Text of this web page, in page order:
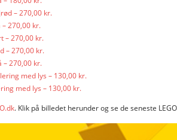
– 270,00 kr.
270,00 kr.
– 270,00 kr.
– 270,00 kr.
– 270,00 kr.
med lys – 130,00 kr.
med lys – 130,00 kr.
. Klik på billedet herunder og se de seneste